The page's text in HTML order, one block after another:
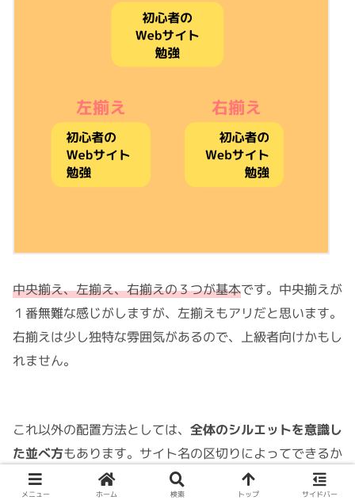
中央揃え、左揃え、右揃えの３つが基本です。中央揃えが
１番無難な感じがしますが、左揃えもアリだと思います。
右揃えは少し独特な雰囲気があるので、上級者向けかもし
れません。
これ以外の配置方法としては、 全体のシルエットを意識し
た並べ方もあります。サイト名の区切りによってできるか
どうかは変わってきますが、シルエットが決まるとその後
メニュー ホーム 検索 トップ サイドバー